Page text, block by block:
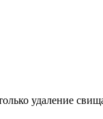
удаление